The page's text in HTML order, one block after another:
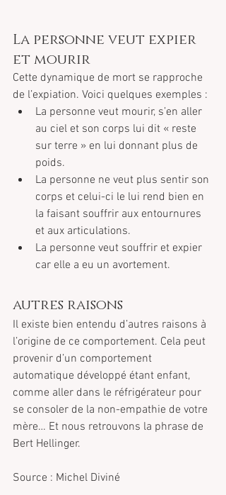
La personne veut expier
et mourir
Cette dynamique de mort se rapproche
de l’expiation. Voici quelques exemples :
La personne veut mourir, s’en aller
au ciel et son corps lui dit « reste
sur terre » en lui donnant plus de
poids.
La personne ne veut plus sentir son
corps et celui-ci le lui rend bien en
la faisant souffrir aux entournures
et aux articulations.
La personne veut souffrir et expier
car elle a eu un avortement.
autres raisons
Il existe bien entendu d’autres raisons à
l’origine de ce comportement. Cela peut
provenir d’un comportement
automatique développé étant enfant,
comme aller dans le réfrigérateur pour
se consoler de la non-empathie de votre
mère… Et nous retrouvons la phrase de
Bert Hellinger.
Source : Michel Diviné